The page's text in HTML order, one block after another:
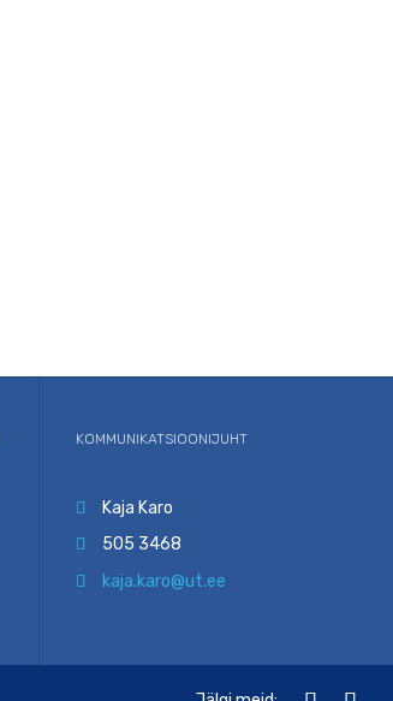
KOMMUNIKATSIOONIJUHT
 Kaja Karo
 505 3468
 kaja.karo@ut.ee